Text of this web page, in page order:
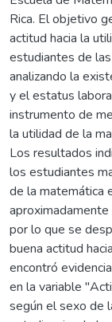
Rica. El objetivo
actitud hacia la
estudiantes de
analizando la
y el estatus
instrumento de
la utilidad de la
Los resultados
los estudiantes
de la matemática
por lo que se
buena actitud
encontró
en la variable
según el sexo de